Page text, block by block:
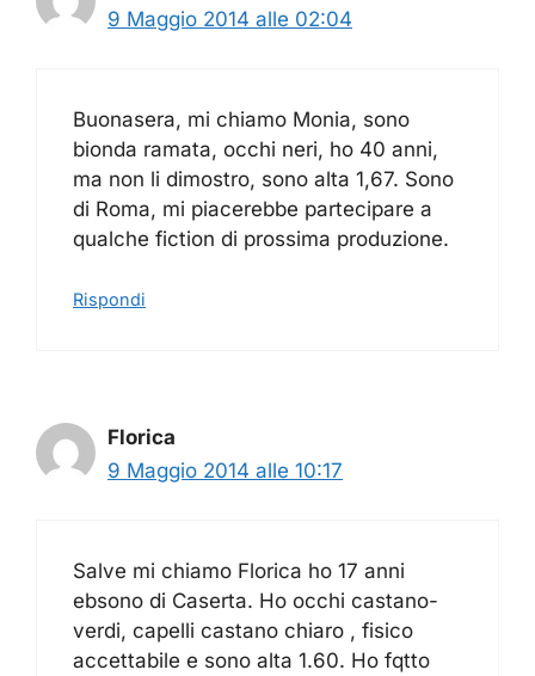
9 Maggio 2014 alle 02:04
Buonasera, mi chiamo Monia, sono
bionda ramata, occhi neri, ho 40 anni,
ma non li dimostro, sono alta 1,67. Sono
di Roma, mi piacerebbe partecipare a
qualche fiction di prossima produzione.
Rispondi
Florica
9 Maggio 2014 alle 10:17
Salve mi chiamo Florica ho 17 anni
ebsono di Caserta. Ho occhi castano-
verdi, capelli castano chiaro , fisico
accettabile e sono alta 1.60. Ho fqtto